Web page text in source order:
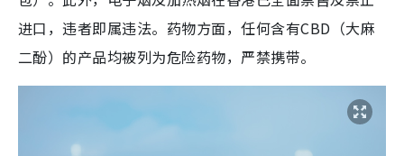
进口，违者即属违法。药物方面，任何含有CBD（大麻
二酚）的产品均被列为危险药物，严禁携带。